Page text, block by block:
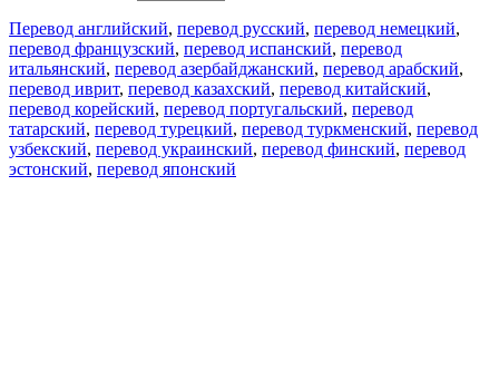
Перевод английский, перевод русский, перевод немецкий,
перевод французский, перевод испанский, перевод
итальянский, перевод азербайджанский, перевод арабский,
перевод иврит, перевод казахский, перевод китайский,
перевод корейский, перевод португальский, перевод
татарский, перевод турецкий, перевод туркменский, перевод
узбекский, перевод украинский, перевод финский, перевод
эстонский, перевод японский